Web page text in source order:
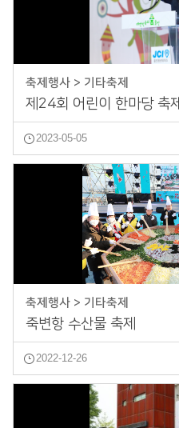
축제행사 > 기타축제
제24회 어린이 한마당 축제
2023-05-05
축제행사 > 기타축제
죽변항 수산물 축제
2022-12-26